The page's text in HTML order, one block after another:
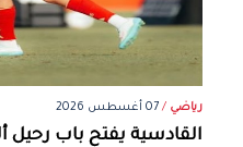
رياضي /07 أغسطس 2026
القادسية يفتح باب رحيل